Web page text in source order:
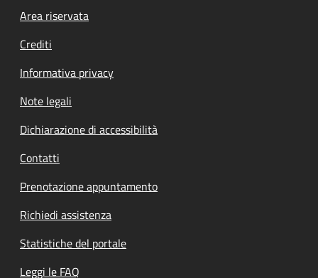
Footer menu
Area riservata
Crediti
Informativa privacy
Note legali
Dichiarazione di accessibilità
Contatti
Prenotazione appuntamento
Richiedi assistenza
Statistiche del portale
Leggi le FAQ